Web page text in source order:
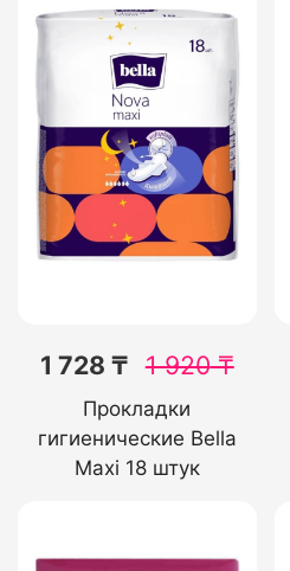
1 728 ₸ 1 920₸
Прокладки
гигиенические Bella
Maxi 18 штук